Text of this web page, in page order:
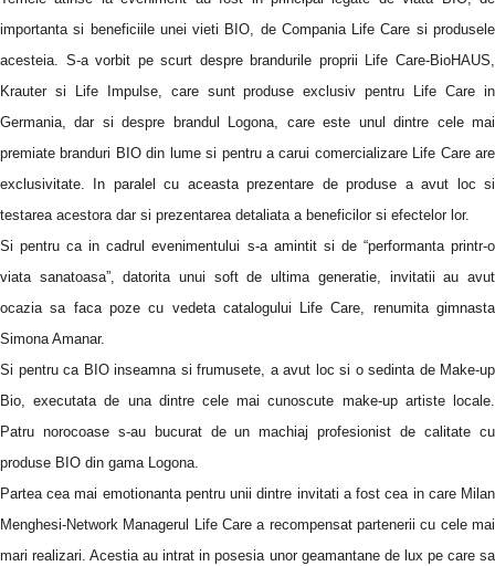
importanta si beneficiile unei vieti BIO, de Compania Life Care si produsele
acesteia. S-a vorbit pe scurt despre brandurile proprii Life Care-BioHAUS,
Krauter si Life Impulse, care sunt produse exclusiv pentru Life Care in
Germania, dar si despre brandul Logona, care este unul dintre cele mai
premiate branduri BIO din lume si pentru a carui comercializare Life Care are
exclusivitate. In paralel cu aceasta prezentare de produse a avut loc si
testarea acestora dar si prezentarea detaliata a beneficilor si efectelor lor.
Si pentru ca in cadrul evenimentului s-a amintit si de “performanta printr-o
viata sanatoasa”, datorita unui soft de ultima generatie, invitatii au avut
ocazia sa faca poze cu vedeta catalogului Life Care, renumita gimnasta
Simona Amanar.
Si pentru ca BIO inseamna si frumusete, a avut loc si o sedinta de Make-up
Bio, executata de una dintre cele mai cunoscute make-up artiste locale.
Patru norocoase s-au bucurat de un machiaj profesionist de calitate cu
produse BIO din gama Logona.
Partea cea mai emotionanta pentru unii dintre invitati a fost cea in care Milan
Menghesi-Network Managerul Life Care a recompensat partenerii cu cele mai
mari realizari. Acestia au intrat in posesia unor geamantane de lux pe care sa